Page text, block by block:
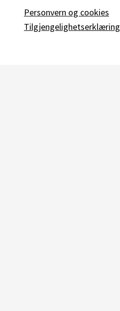
Personvern og cookies
Tilgjengelighetserklæring